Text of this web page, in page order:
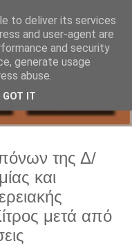
της Δ/
και
μετά από
to deliver its services
and user-agent are
and security
generate usage
abuse.
GOT IT